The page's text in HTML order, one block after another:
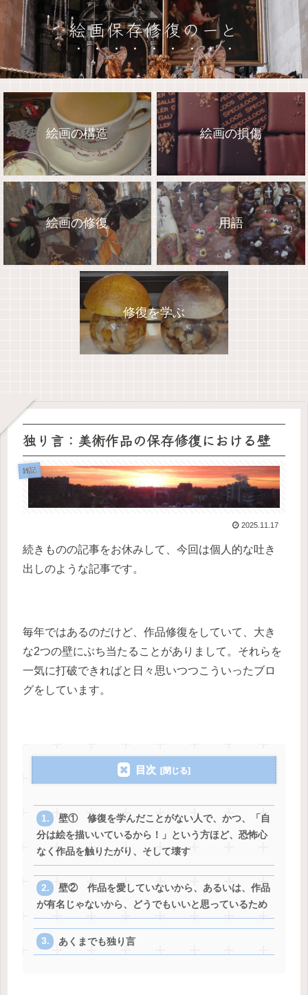
絵画保存修復のーと
絵画の構造 絵画の損傷
絵画の修復 用語
修復を学ぶ
独り言：美術作品の保存修復における壁
雑記
2025.11.17
続きものの記事をお休みして、今回は個人的な吐き
出しのような記事です。
毎年ではあるのだけど、作品修復をしていて、大き
な2つの壁にぶち当たることがありまして。それらを
一気に打破できればと日々思いつつこういったブロ
グをしています。
目次
壁① 修復を学んだことがない人で、かつ、「自
分は絵を描いいているから！」という方ほど、恐怖心
なく作品を触りたがり、そして壊す
壁② 作品を愛していないから、あるいは、作品
が有名じゃないから、どうでもいいと思っているため
あくまでも独り言